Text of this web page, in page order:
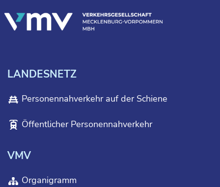
LANDESNETZ
Personennahverkehr auf der Schiene
Öffentlicher Personennahverkehr
VMV
Organigramm